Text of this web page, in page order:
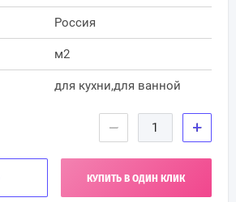
Россия
м2
для кухни,для ванной
− +
КУПИТЬ В ОДИН КЛИК